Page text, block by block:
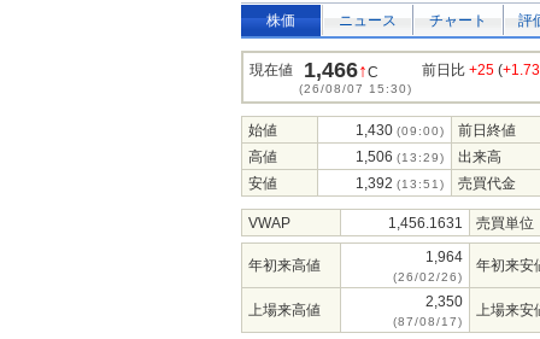
株価 ニュース チャート 評
現在値 1,466↑C
(26/08/07 15:30)
前日比 +25 (
始値 1,430 (09:00)
前日終値
高値
1,506 (13:29)
出来高
安値
1,392 (13:51) 売買代金
VWAP 1,456.1631 売買単位
年初来高値 1,964
(26/02/26)
年初来安
上場来高値 2,350
(87/08/17)
上場来安